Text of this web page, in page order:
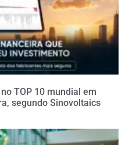
TOP 10 mundial em
segundo Sinovoltaics